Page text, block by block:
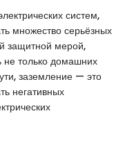
систем,
множество серьёзных
защитной мерой,
не только домашних
заземление — это
негативных